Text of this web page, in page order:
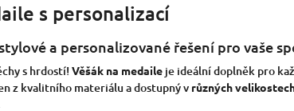
s personalizací
a personalizované řešení pro vaše
s hrdostí!Věšák na medaile je ideální doplněk pro
z kvalitního materiálu a dostupný v různých